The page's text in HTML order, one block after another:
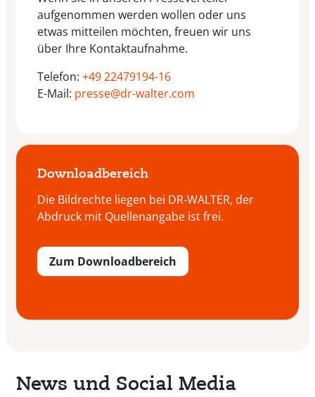
aufgenommen werden wollen oder uns
etwas mitteilen möchten, freuen wir uns
über Ihre Kontaktaufnahme.
Telefon: +49 22479194-16
E-Mail: presse@dr-walter.com
Downloadbereich
Die Bildrechte liegen bei DR-WALTER, der
Abdruck mit Quellenangabe ist frei.
Zum Downloadbereich
News und Social Media